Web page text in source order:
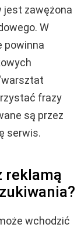
jest zawężona
W
powinna
frazy
są przez
serwis.
reklamą
wchodzić